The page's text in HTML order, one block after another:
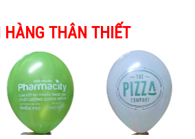
HÀNG THÂN THIẾT